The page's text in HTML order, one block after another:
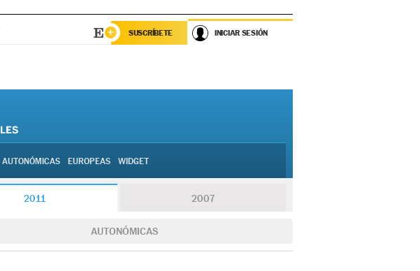
SUSCRÍBETE INICIAR SESIÓN
AUTONÓMICAS EUROPEAS WIDGET
2011 2007
AUTONÓMICAS